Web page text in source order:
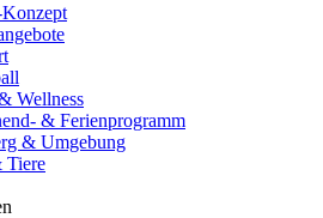
Wellness
& Ferienprogramm
& Umgebung
Tiere